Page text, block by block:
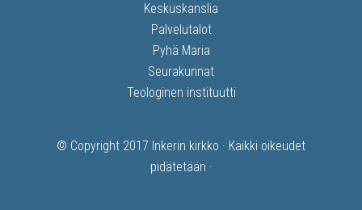
Keskuskanslia
Palvelutalot
Pyhä Maria
Seurakunnat
Teologinen instituutti
© Copyright 2017 Inkerin kirkko · Kaikki oikeudet
pidätetään ·